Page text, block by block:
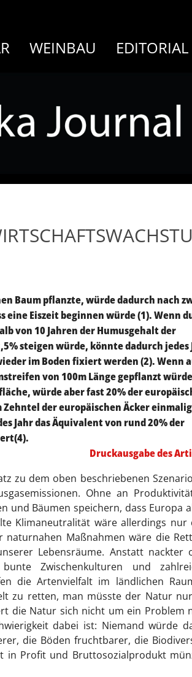
WEINBAU EDITORIAL
Baum pflanzte, würde dadurch nach
eine Eiszeit beginnen würde (1). Wenn
von 10 Jahren der Humusgehalt der
steigen würde, könnte dadurch jedes
im Boden fixiert werden (2). Wenn
von 100m Länge gepflanzt
würde aber fast 20% der
Zehntel der europäischen Äcker
Jahr das Äquivalent von rund 20% der
Druckausgabe des
zu dem oben beschriebenen
Ohne an
und Bäumen speichern, dass Europa
Klimaneutralität wäre allerdings nur
Maßnahmen wäre die
Lebensräume. Anstatt nackter
Zwischenkulturen und
die Artenvielfalt im ländlichen
zu retten, man müsste der Natur
die Natur sich nicht um ein Problem
dabei ist: Niemand würde
die Böden fruchtbarer, die
in Profit und Bruttosozialprodukt